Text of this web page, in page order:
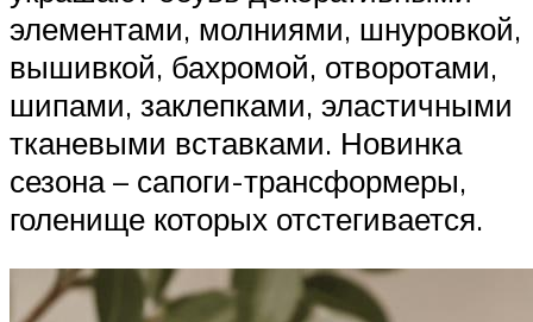
элементами, молниями, шнуровкой,
вышивкой, бахромой, отворотами,
шипами, заклепками, эластичными
тканевыми вставками. Новинка
сезона – сапоги-трансформеры,
голенище которых отстегивается.